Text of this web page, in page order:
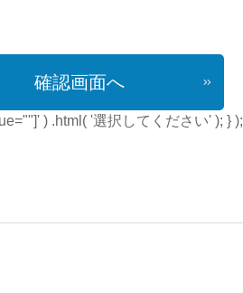
確認画面へ
) .html( '選択してください' ); } );